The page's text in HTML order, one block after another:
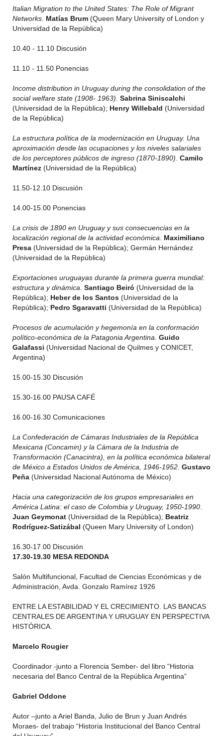
Italian Migration to the United States: The Role of Migrant
Networks. Matías Brum (Queen Mary University of London y
Universidad de la República)
10.40 - 11.10 Discusión
11.10 - 11.50 Ponencias
Income distribution in Uruguay during the consolidation of the
social welfare state (1908- 1963). Sabrina Siniscalchi
(Universidad de la República); Henry Willebald (Universidad
de la República)
La estructura política de la modernización en Uruguay. Una
aproximación desde las ocupaciones y los niveles salariales
de los perceptores públicos de ingreso (1870-1890). Camilo
Martínez (Universidad de la República)
11.50-12.10 Discusión
14.00-15.00 Ponencias
La crisis de 1890 en Uruguay y sus consecuencias en la
localización regional de la actividad económica. Maximiliano
Presa (Universidad de la República); Germán Hernández
(Universidad de la República)
Exportaciones uruguayas durante la primera guerra mundial:
estructura y dinámica. Santiago Beiró (Universidad de la
República); Heber de los Santos (Universidad de la
República); Pedro Sgaravatti (Universidad de la República)
Procesos de acumulación y hegemonía en la conformación
político-económica de la Patagonia Argentina. Guido
Galafassi (Universidad Nacional de Quilmes y CONICET,
Argentina)
15.00-15.30 Discusión
15.30-16.00 PAUSA CAFÉ
16.00-16.30 Comunicaciones
La Confederación de Cámaras Industriales de la República
Mexicana (Concamin) y la Cámara de la Industria de
Transformación (Canacintra), en la política económica bilateral
de México a Estados Unidos de América, 1946-1952. Gustavo
Peña (Universidad Nacional Autónoma de México)
Hacia una categorización de los grupos empresariales en
América Latina: el caso de Colombia y Uruguay, 1950-1990.
Juan Geymonat (Universidad de la República); Beatriz
Rodríguez-Satizábal (Queen Mary University of London)
16.30-17.00 Discusión
17.30-19.30 MESA REDONDA
Salón Multifuncional, Facultad de Ciencias Económicas y de
Administración, Avda. Gonzalo Ramírez 1926
ENTRE LA ESTABILIDAD Y EL CRECIMIENTO. LAS BANCAS
CENTRALES DE ARGENTINA Y URUGUAY EN PERSPECTIVA
HISTÓRICA.
Marcelo Rougier
Coordinador -junto a Florencia Sember- del libro “Historia
necesaria del Banco Central de la República Argentina”
Gabriel Oddone
Autor –junto a Ariel Banda, Julio de Brun y Juan Andrés
Moraes- del trabajo “Historia Institucional del Banco Central